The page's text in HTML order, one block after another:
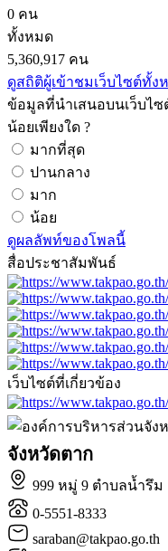
0 คน
ทั้งหมด
5,360,917 คน
ดูสถิติผู้เข้าชมเว็บไซต์ทั้ง
ข้อมูลที่นำเสนอบนเว็บไซ
น้อยเพียงใด ?
มากที่สุด
ปานกลาง
มาก
น้อย
ดูผลลัพท์ของโพลนี้
สื่อประชาสัมพันธ์
เว็บไซต์ที่เกี่ยวข้อง
จังหวัดตาก
999 หมู่ 9 ตำบลน้ำรึม
0-5551-8333
saraban@takpao.go.th